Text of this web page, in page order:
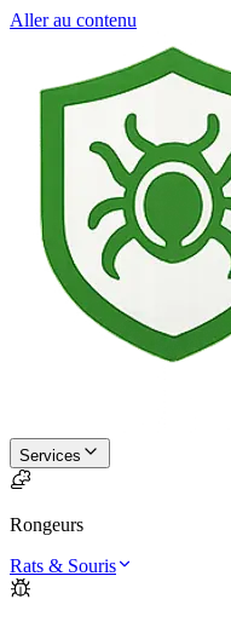
Aller au contenu
Services
Rongeurs
Rats & Souris